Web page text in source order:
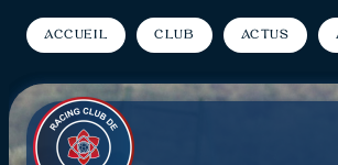
Accueil Club Actus